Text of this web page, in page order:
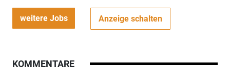
weitere Jobs Anzeige schalten
KOMMENTARE